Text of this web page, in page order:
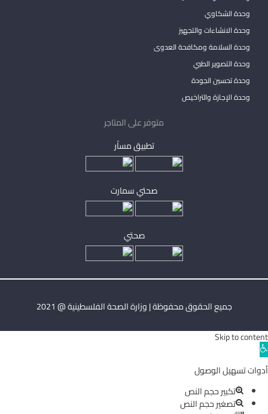
وحدة الشكاوي
وحدة الانشاءات والتجهيز
وحدة السلامة ومكافحة العدوى
وحدة التصوير الطبي
وحدة تحسين الجودة
وحدة الإجازة والتراخيص
متوفر على المتاجر
تطبيق مساْر
صحتي سمارت
صحتي
جميع الحقوق محفوظة | وزارة الصحة الفلسطينية @ 2021
Skip to content
Open
toolbar
أدوات تسهيل الوصول
تكبير حجم النص
تصغير حجم النص